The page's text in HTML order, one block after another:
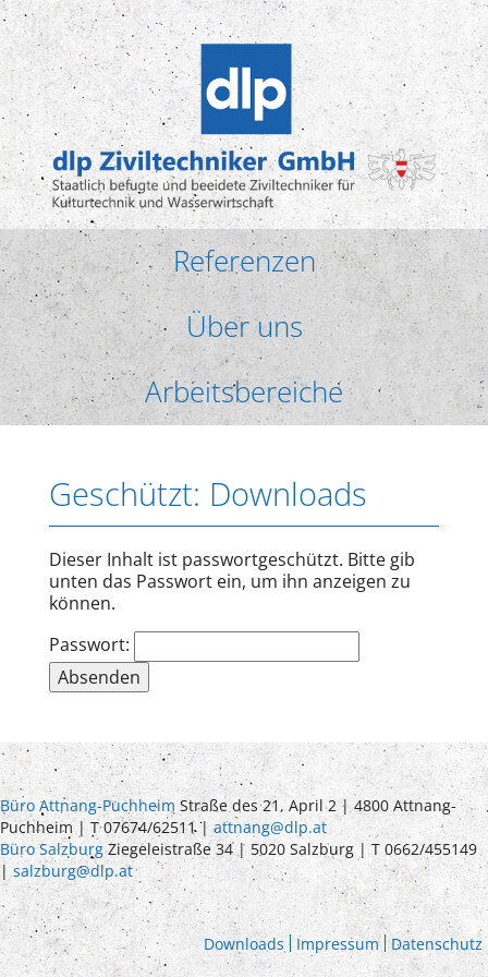
Referenzen
Über uns
Arbeitsbereiche
Geschützt: Downloads
Dieser Inhalt ist passwortgeschützt. Bitte gib
unten das Passwort ein, um ihn anzeigen zu
können.
Passwort:
Büro Attnang-Puchheim Straße des 21. April 2 | 4800 Attnang-
Puchheim | T 07674/62511 |attnang@dlp.at
Büro SalzburgZiegeleistraße 34 | 5020 Salzburg | T 0662/455149
| salzburg@dlp.at
Downloads Impressum Datenschutz